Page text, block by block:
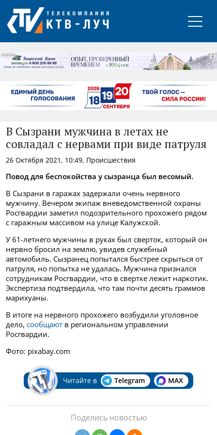
РЕКЛАМА
В Сызрани мужчина в летах не
совладал с нервами при виде патруля
26 Октября 2021, 10:49, Происшествия
Повод для беспокойства у сызранца был весомый.
В Сызрани в гаражах задержали очень нервного
мужчину. Вечером экипаж вневедомственной охраны
Росгвардии заметил подозрительного прохожего рядом
с гаражным массивом на улице Калужской.
У 61-летнего мужчины в руках был сверток, который он
нервно бросил на землю, увидев служебный
автомобиль. Сызранец попытался быстрее скрыться от
патруля, но попытка не удалась. Мужчина признался
сотрудникам Росгвардии, что в свертке лежит наркотик.
Экспертиза подтвердила, что там почти десять граммов
марихуаны.
В итоге на нервного прохожего возбудили уголовное
дело, сообщают в региональном управлении
Росгвардии.
Фото: pixabay.com
Читайте в Telegram MAX
Поделись новостью